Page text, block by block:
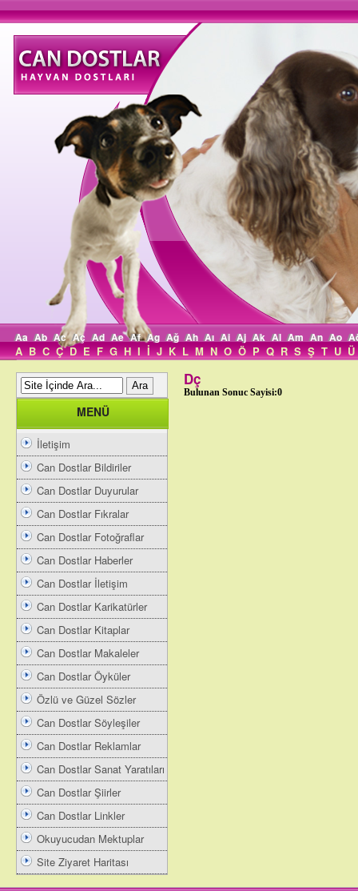
Aa Ab Ac Aç Ad Ae Af Ag Ağ Ah Aı Ai Aj Ak Al Am An Ao
A B C Ç D E F G H I İ J K L M N O Ö P Q R S Ş T U Ü
MENÜ
İletişim
Can Dostlar Bildiriler
Can Dostlar Duyurular
Can Dostlar Fıkralar
Can Dostlar Fotoğraflar
Can Dostlar Haberler
Can Dostlar İletişim
Can Dostlar Karikatürler
Can Dostlar Kitaplar
Can Dostlar Makaleler
Can Dostlar Öyküler
Özlü ve Güzel Sözler
Can Dostlar Söyleşiler
Can Dostlar Reklamlar
Can Dostlar Sanat Yaratıları
Can Dostlar Şiirler
Can Dostlar Linkler
Okuyucudan Mektuplar
Site Ziyaret Haritası
Dç
Bulunan Sonuc Sayisi:0